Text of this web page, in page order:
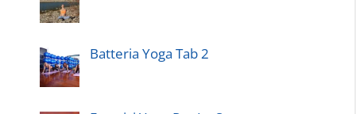
Batteria Yoga Tab 2